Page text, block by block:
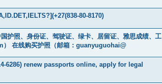
80-8170)
护照、身份证、驾驶证、绿卡、居留证、雅思成绩、工
） 在线购买护照（邮箱：guanyuguohai@
6286) renew passports online, apply for legal